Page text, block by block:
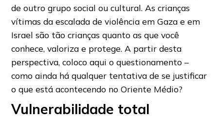
de outro grupo social ou cultural. As crianças
vítimas da escalada de violência em Gaza e em
Israel são tão crianças quanto as que você
conhece, valoriza e protege. A partir desta
perspectiva, coloco aqui o questionamento –
como ainda há qualquer tentativa de se justificar
o que está acontecendo no Oriente Médio?
Vulnerabilidade total